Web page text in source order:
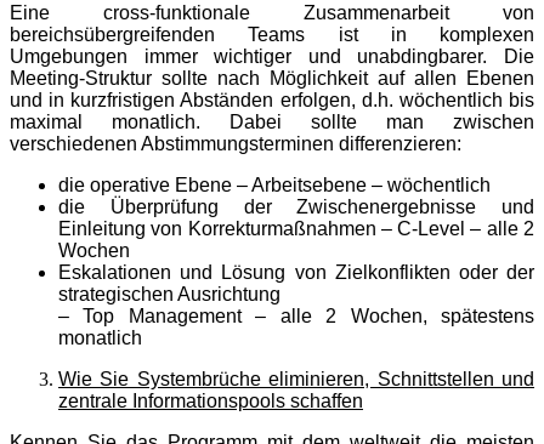
Eine cross-funktionale Zusammenarbeit von
bereichsübergreifenden Teams ist in komplexen
Umgebungen immer wichtiger und unabdingbarer. Die
Meeting-Struktur sollte nach Möglichkeit auf allen Ebenen
und in kurzfristigen Abständen erfolgen, d.h. wöchentlich bis
maximal monatlich. Dabei sollte man zwischen
verschiedenen Abstimmungsterminen differenzieren:
die operative Ebene – Arbeitsebene – wöchentlich
die Überprüfung der Zwischenergebnisse und
Einleitung von Korrekturmaßnahmen – C-Level – alle 2
Wochen
Eskalationen und Lösung von Zielkonflikten oder der
strategischen Ausrichtung
– Top Management – alle 2 Wochen, spätestens
monatlich
Wie Sie Systembrüche eliminieren, Schnittstellen und
zentrale Informationspools schaffen